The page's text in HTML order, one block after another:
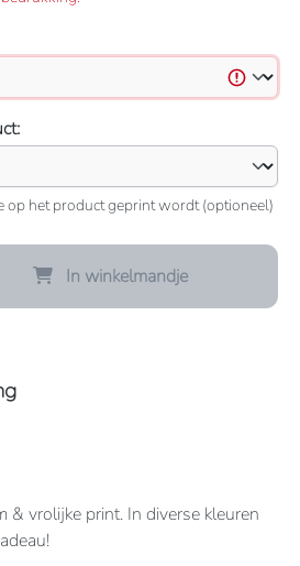
op het product geprint wordt (optioneel)
Voer de gewenste
In winkelmandje
& vrolijke print. In diverse kleuren